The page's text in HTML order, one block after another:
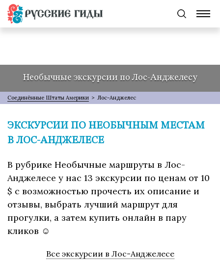
Необычные экскурсии по Лос-Анджелесу
Соединённые Штаты Америки > Лос-Анджелес
ЭКСКУРСИИ ПО НЕОБЫЧНЫМ МЕСТАМ
В ЛОС-АНДЖЕЛЕСЕ
В рубрике Необычные маршруты в Лос-
Анджелесе у нас 13 экскурсии по ценам от 10
$ с возможностью прочесть их описание и
отзывы, выбрать лучший маршрут для
прогулки, а затем купить онлайн в пару
кликов ☺
Все экскурсии в Лос-Анджелесе